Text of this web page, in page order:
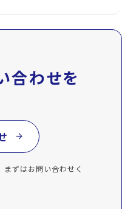
合わせを
arrow_forward
ずはお問い合わせく